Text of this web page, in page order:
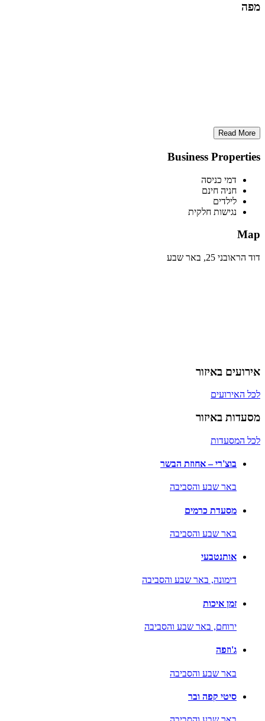
מפה
Read More
Business Properties
דמי כניסה
חניה חינם
לילדים
נגישות חלקית
Map
דוד הראובני 25, באר שבע
אירועים באיזור
לכל האירועים
מסעדות באיזור
לכל המסעדות
בוצ'רי – אחוזת הבשר
באר שבע והסביבה
מסעדת כרמים
באר שבע והסביבה
אותנטבעי
דימונה, באר שבע והסביבה
זמן איכות
ירוחם, באר שבע והסביבה
ג'וזפה
באר שבע והסביבה
סיטי קפה ובר